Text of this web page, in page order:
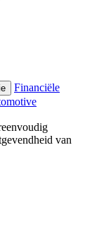
Financiële
van